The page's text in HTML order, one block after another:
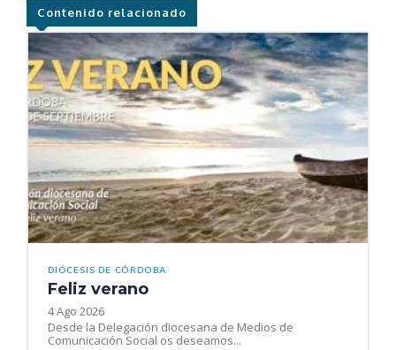
Contenido relacionado
DIÓCESIS DE CÓRDOBA
Feliz verano
4 Ago 2026
Desde la Delegación diocesana de Medios de
Comunicación Social os deseamos...